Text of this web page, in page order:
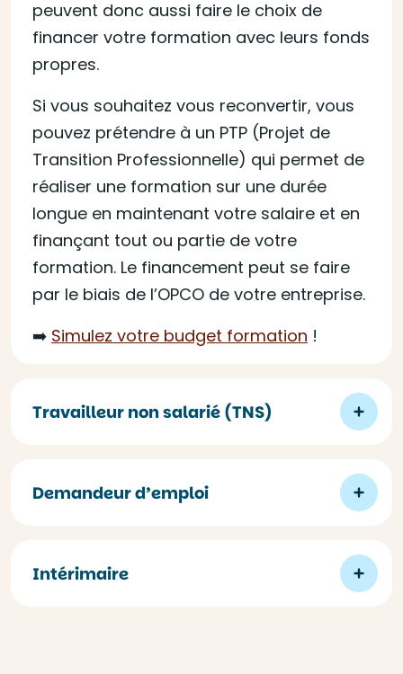
peuvent donc aussi faire le choix de
financer votre formation avec leurs fonds
propres.
Si vous souhaitez vous reconvertir, vous
pouvez prétendre à un PTP (Projet de
Transition Professionnelle) qui permet de
réaliser une formation sur une durée
longue en maintenant votre salaire et en
finançant tout ou partie de votre
formation. Le financement peut se faire
par le biais de l’OPCO de votre entreprise.
➡️ Simulez votre budget formation !
Travailleur non salarié (TNS)
Demandeur d’emploi
Intérimaire